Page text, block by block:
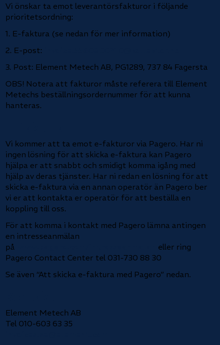
Vi önskar ta emot leverantörsfakturor i följande
prioritetsordning:
1. E-faktura (se nedan för mer information)
2. E-post:
3. Post: Element Metech AB, PG1289, 737 84 Fagersta
OBS! Notera att fakturor måste referera till Element
Metechs beställningsordernummer för att kunna
hanteras.
Vi kommer att ta emot e-fakturor via Pagero. Har ni
ingen lösning för att skicka e-faktura kan Pagero
hjälpa er att snabbt och smidigt komma igång med
hjälp av deras tjänster. Har ni redan en lösning för att
skicka e-faktura via en annan operatör än Pagero ber
vi er att kontakta er operatör för att beställa en
koppling till oss.
För att komma i kontakt med Pagero lämna antingen
en intresseanmälan
på
eller ring
Pagero Contact Center tel 031-730 88 30
Se även “Att skicka e-faktura med Pagero” nedan.
Element Metech AB
Tel 010-603 63 35